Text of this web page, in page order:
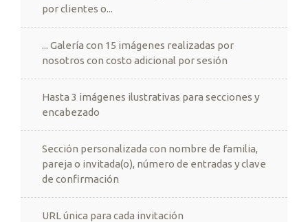
por clientes o...
... Galería con 15 imágenes realizadas por
nosotros con costo adicional por sesión
Hasta 3 imágenes ilustrativas para secciones y
encabezado
Sección personalizada con nombre de familia,
pareja o invitada(o), número de entradas y clave
de confirmación
URL única para cada invitación